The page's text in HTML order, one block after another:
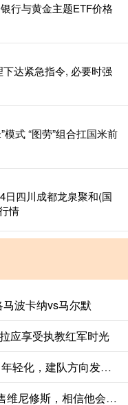
行与黄金主题ETF价格
达紧急指令, 必要时强
式 “图劳”组合扛国米前
日四川成都龙泉聚和(国
情
波卡纳vs马尔默
应享受执教红军时光
嘉创配资 TA：纽卡转会策略转向年轻化，建队方向发生转变
K线猎手 天空体育：皇马无意出售维尼修斯，相信他会续约